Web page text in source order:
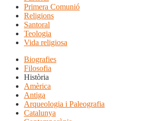
Primera Comunió
Religions
Santoral
Teologia
Vida religiosa
Biografies
Filosofia
Història
Amèrica
Antiga
Arqueologia i Paleografia
Catalunya